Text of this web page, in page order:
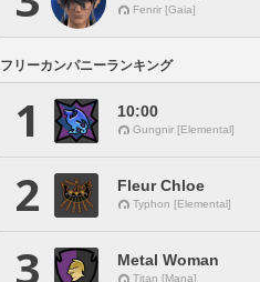
Fenrir [Gaia]
フリーカンパニーランキング
1 10:00
Gungnir [Elemental]
2 Fleur Chloe
Typhon [Elemental]
3 Metal Woman
Titan [Mana]